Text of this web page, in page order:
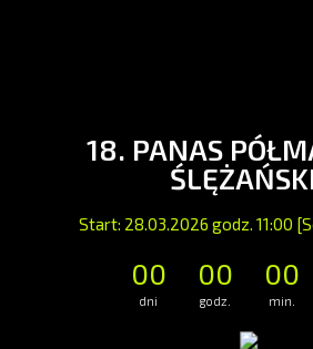
18. PANAS
Start: 28.03.2026 godz. 11:00
00
dni
00
godz.
00
min.